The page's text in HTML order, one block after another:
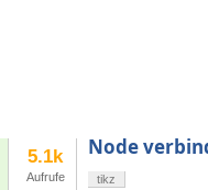
5.1k
Aufrufe
Node
tikz